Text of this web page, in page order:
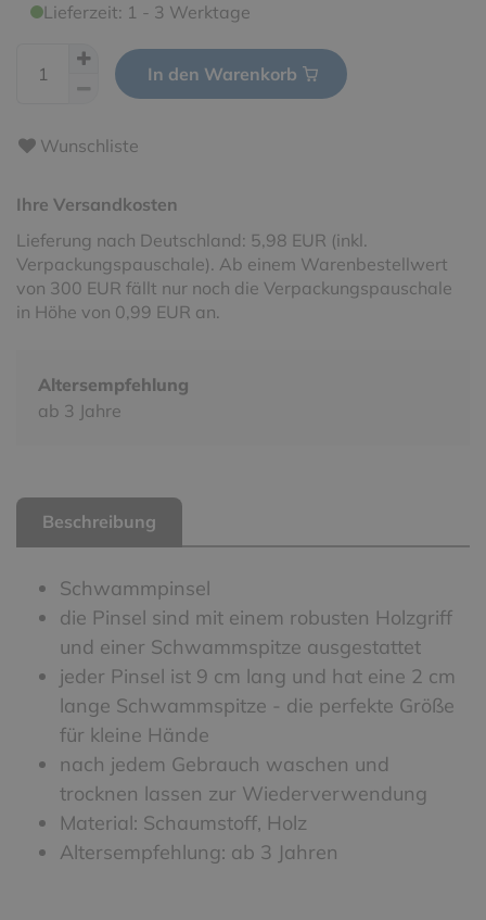
Lieferzeit: 1 - 3 Werktage
In den Warenkorb
Wunschliste
Ihre Versandkosten
Lieferung nach Deutschland: 5,98 EUR (inkl.
Verpackungspauschale). Ab einem Warenbestellwert
von 300 EUR fällt nur noch die Verpackungspauschale
in Höhe von 0,99 EUR an.
Altersempfehlung
ab 3 Jahre
Beschreibung
Schwammpinsel
die Pinsel sind mit einem robusten Holzgriff
und einer Schwammspitze ausgestattet
jeder Pinsel ist 9 cm lang und hat eine 2 cm
lange Schwammspitze - die perfekte Größe
für kleine Hände
nach jedem Gebrauch waschen und
trocknen lassen zur Wiederverwendung
Material: Schaumstoff, Holz
Altersempfehlung: ab 3 Jahren